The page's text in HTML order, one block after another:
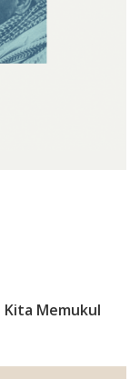
Kita Memukul